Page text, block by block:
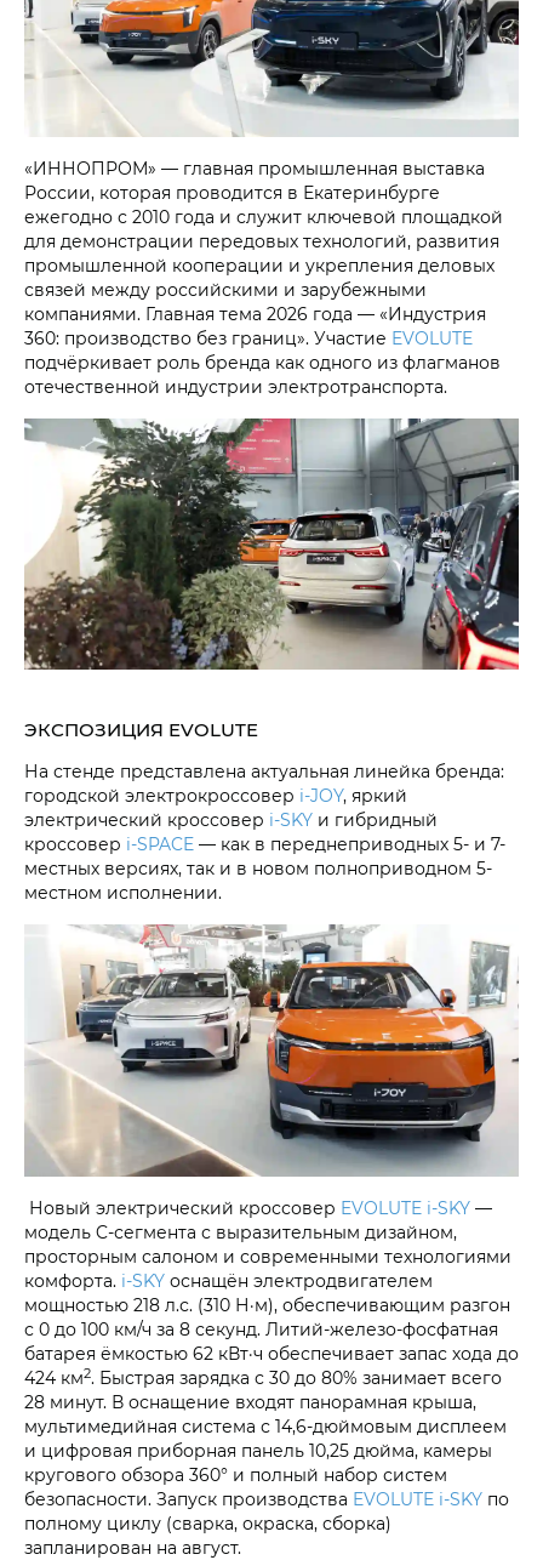
«ИННОПРОМ» — главная промышленная выставка
России, которая проводится в Екатеринбурге
ежегодно с 2010 года и служит ключевой площадкой
для демонстрации передовых технологий, развития
промышленной кооперации и укрепления деловых
связей между российскими и зарубежными
компаниями. Главная тема 2026 года — «Индустрия
360: производство без границ». Участие EVOLUTE
подчёркивает роль бренда как одного из флагманов
отечественной индустрии электротранспорта.
ЭКСПОЗИЦИЯ EVOLUTE
На стенде представлена актуальная линейка бренда:
городской электрокроссовер i‑JOY, яркий
электрический кроссовер i‑SKY и гибридный
кроссовер i‑SPACE — как в переднеприводных 5- и 7-
местных версиях, так и в новом полноприводном 5-
местном исполнении.
Новый электрический кроссовер EVOLUTE i‑SKY —
модель C-сегмента с выразительным дизайном,
просторным салоном и современными технологиями
комфорта. i‑SKY оснащён электродвигателем
мощностью 218 л.с. (310 Н·м), обеспечивающим разгон
с 0 до 100 км/ч за 8 секунд. Литий-железо-фосфатная
батарея ёмкостью 62 кВт·ч обеспечивает запас хода до
424 км2. Быстрая зарядка с 30 до 80% занимает всего
28 минут. В оснащение входят панорамная крыша,
мультимедийная система с 14,6-дюймовым дисплеем
и цифровая приборная панель 10,25 дюйма, камеры
кругового обзора 360° и полный набор систем
безопасности. Запуск производства EVOLUTE i‑SKY по
полному циклу (сварка, окраска, сборка)
запланирован на август.